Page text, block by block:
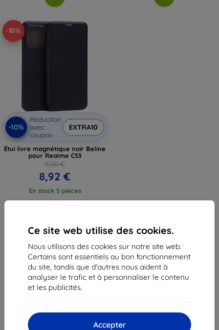
Ce site web utilise des cookies.
Nous utilisons des cookies sur notre site web.
Certains sont essentiels au bon fonctionnement
du site, tandis que d'autres nous aident à
analyser le trafic et à personnaliser le contenu
et les publicités.
Accepter
-10%
-10%
Réduction
avec
coupon
EXTRA10
Étui livre magnétique noir Beline
pour Realme C53
9,90 €
8,92 €
En stock 5 pièces
du total3.
«